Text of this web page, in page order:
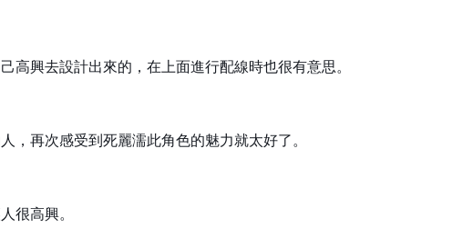
興去設計出來的，在上面進行配線時也很有意思。
，再次感受到死麗濡此角色的魅力就太好了。
很高興。